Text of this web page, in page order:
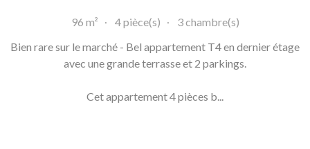
96 m² 4 pièce(s)
3 chambre(s)
Bien rare sur le marché - Bel appartement T4 en dernier étage
avec une grande terrasse et 2 parkings.
Cet appartement 4 pièces b...